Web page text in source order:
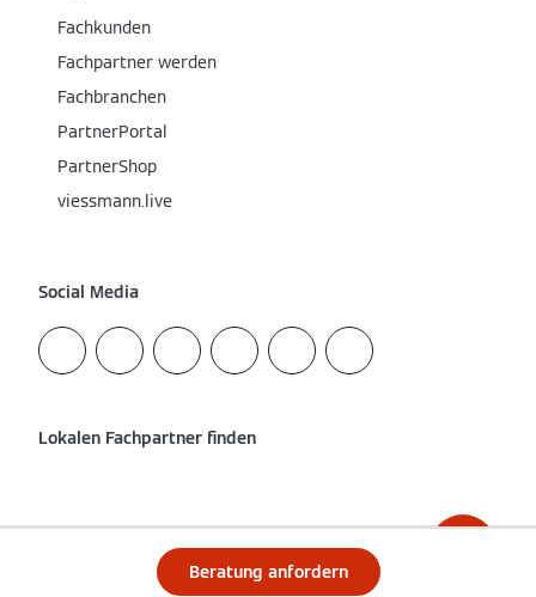
Beratung anfordern
Fachkunden
Fachpartner werden
Fachbranchen
PartnerPortal
PartnerShop
viessmann.live
Social Media
Lokalen Fachpartner finden